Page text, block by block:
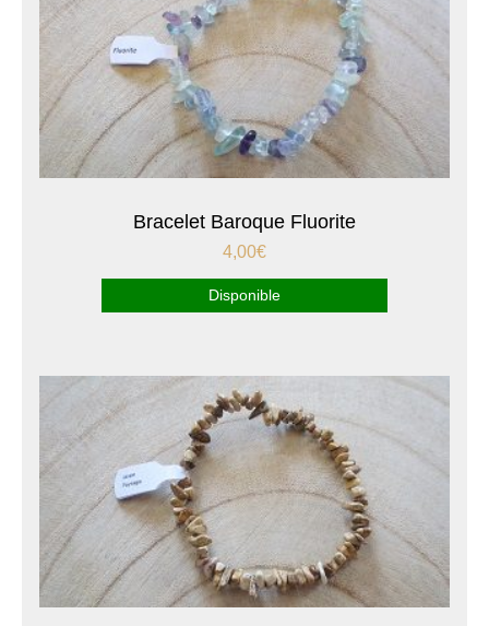
Bracelet Baroque Fluorite
4,00€
Disponible